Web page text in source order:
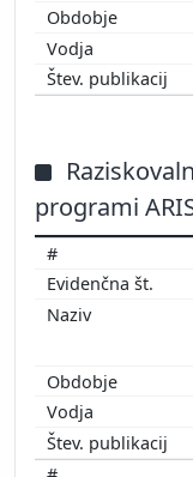
programi